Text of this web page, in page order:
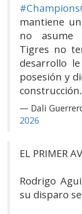
mantiene
no asume
Tigres no
desarrollo
posesión y
construcción.
— Dali
2026
EL PRIMER
Rodrigo
su disparo